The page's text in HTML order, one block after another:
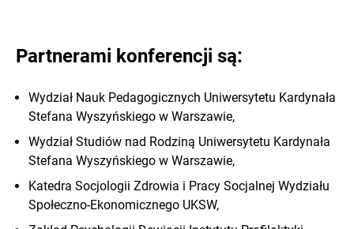
Partnerami konferencji są:
Wydział Nauk Pedagogicznych Uniwersytetu Kardynała
Stefana Wyszyńskiego w Warszawie,
Wydział Studiów nad Rodziną Uniwersytetu Kardynała
Stefana Wyszyńskiego w Warszawie,
Katedra Socjologii Zdrowia i Pracy Socjalnej Wydziału
Społeczno-Ekonomicznego UKSW,